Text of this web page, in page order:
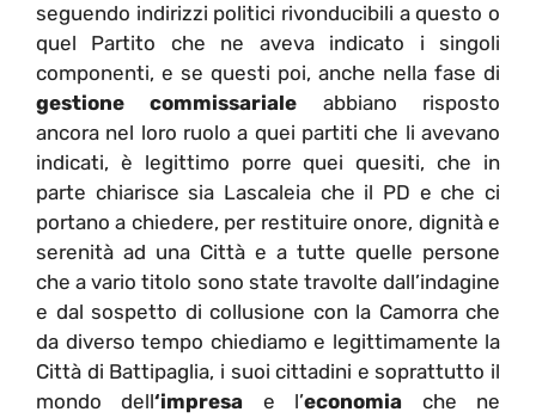
seguendo indirizzi politici rivonducibili a questo o
quel Partito che ne aveva indicato i singoli
componenti, e se questi poi, anche nella fase di
gestione commissariale abbiano risposto
ancora nel loro ruolo a quei partiti che li avevano
indicati, è legittimo porre quei quesiti, che in
parte chiarisce sia Lascaleia che il PD e che ci
portano a chiedere, per restituire onore, dignità e
serenità ad una Città e a tutte quelle persone
che a vario titolo sono state travolte dall’indagine
e dal sospetto di collusione con la Camorra che
da diverso tempo chiediamo e legittimamente la
Città di Battipaglia, i suoi cittadini e soprattutto il
mondo dell‘impresa e l’economia che ne